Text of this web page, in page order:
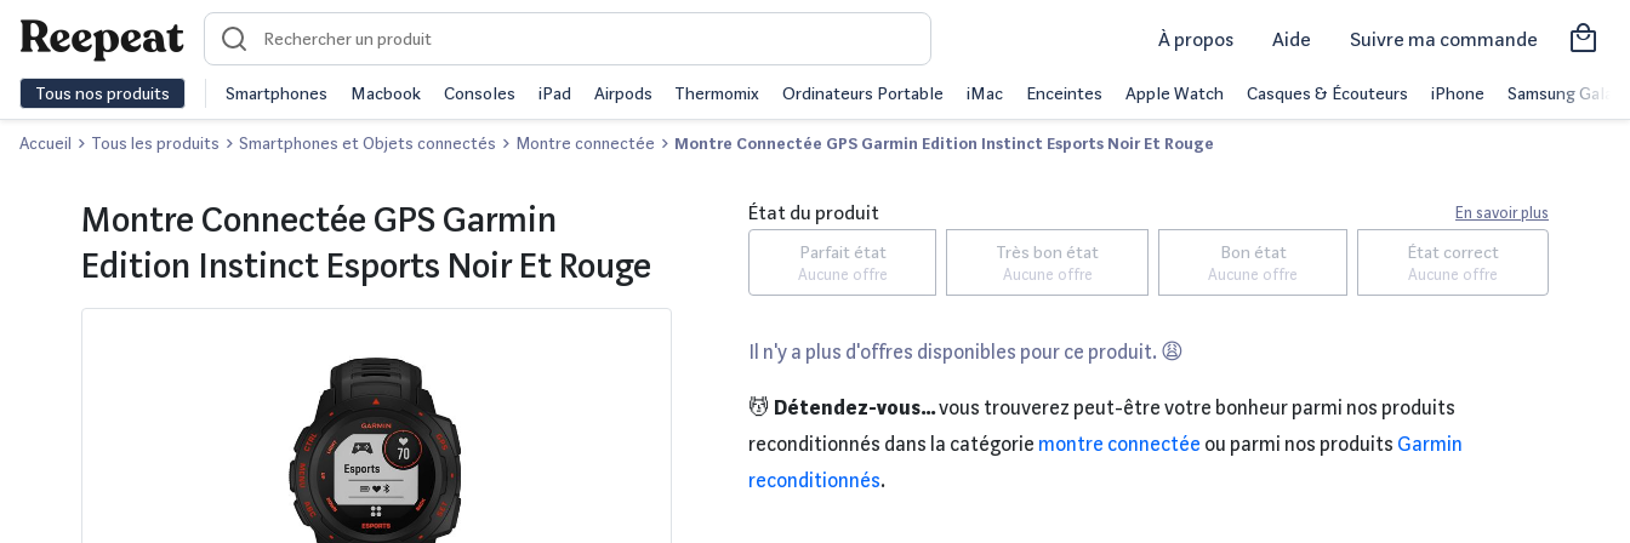
À propos Aide Suivre ma commande
Tous nos produits Smartphones Macbook Consoles iPad Airpods Thermomix Ordinateurs Portable iMac Enceintes Apple Watch Casques & Écouteurs iPhone Samsung Galaxy
Accueil Tous les produits Smartphones et Objets connectés Montre connectée Montre Connectée GPS Garmin Edition Instinct Esports Noir Et Rouge
Montre Connectée GPS Garmin
Edition Instinct Esports Noir Et Rouge
État du produit En savoir plus
Parfait état
Aucune offre
Très bon état
Aucune offre
Bon état
Aucune offre
État correct
Aucune offre
Il n'y a plus d'offres disponibles pour ce produit. 😩
💆 Détendez-vous...vous trouverez peut-être votre bonheur parmi nos produits
reconditionnés dans la catégorie montre connectée ou parmi nos produits Garmin
reconditionnés.